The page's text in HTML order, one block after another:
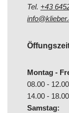
Tel. +43
Montag -
08.00 -
14.00 -
Samstag: